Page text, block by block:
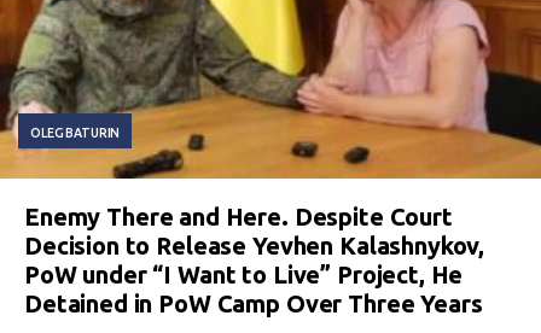
OLEG BATURIN
Enemy There and Here. Despite Court
Decision to Release Yevhen Kalashnykov,
PoW under “I Want to Live” Project, He
Detained in PoW Camp Over Three Years